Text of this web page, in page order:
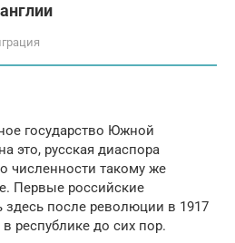
государство Южной
это, русская диаспора
численности такому же
Первые российские
после революции в 1917
республике до сих пор.